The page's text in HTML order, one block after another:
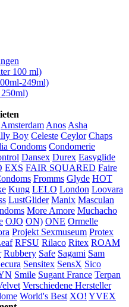
100 ml)
249ml)
Amsterdam Anos Asha
Boy Celeste Ceylor Chaps
Condoms Condomerie
Dansex Durex Easyglide
EXS FAIR SQUARED Faire
Fromms Glyde HOT
Kung LELO London Loovara
LustGlider Manix Masculan
More Amore Muchacho
OJO ON) ONE Ormelle
Projekt Sexmuseum Protex
RFSU Rilaco Ritex ROAM
Rubbery Safe Sagami Sam
Sensitex SensX Sico
Smile Sugant France Terpan
Verschiedene Hersteller
World's Best XO! YVEX